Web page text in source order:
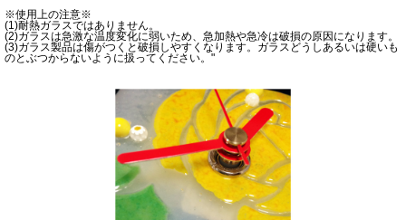
※使用上の注意※
(1)耐熱ガラスではありません。
(2)ガラスは急激な温度変化に弱いため、急加熱や急冷は破損の原因になります。
(3)ガラス製品は傷がつくと破損しやすくなります。ガラスどうしあるいは硬いも
のとぶつからないように扱ってください。"